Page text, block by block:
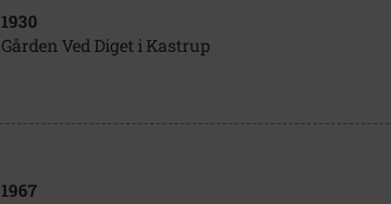
1930
Gården Ved Diget i Kastrup
1967